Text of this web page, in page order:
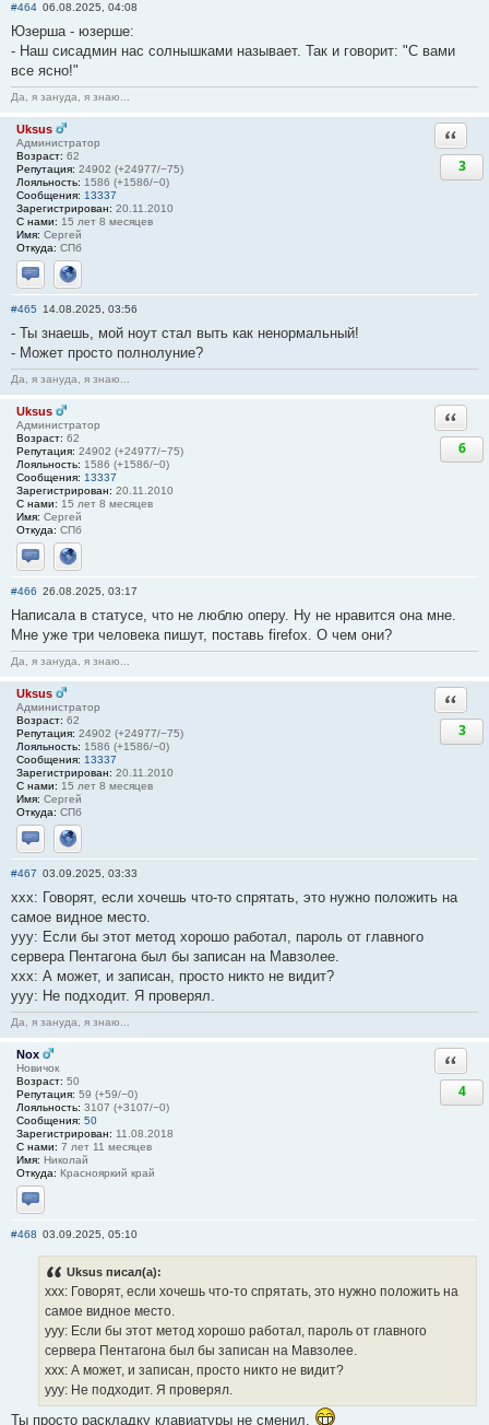
#464 06.08.2025, 04:08
Юзерша - юзерше:
- Наш сисадмин нас солнышками называет. Так и говорит: "С вами
все ясно!"
Да, я зануда, я знаю...
Uksus
Администратор
Возраст: 62
Репутация: 24902 (+24977/−75)
Лояльность: 1586 (+1586/−0)
Сообщения: 13337
Зарегистрирован: 20.11.2010
С нами: 15 лет 8 месяцев
Имя: Сергей
Откуда: СПб
Отправить личное сообщение
Сайт
3
#465 14.08.2025, 03:56
- Ты знаешь, мой ноут стал выть как ненормальный!
- Может просто полнолуние?
Да, я зануда, я знаю...
Uksus
Администратор
Возраст: 62
Репутация: 24902 (+24977/−75)
Лояльность: 1586 (+1586/−0)
Сообщения: 13337
Зарегистрирован: 20.11.2010
С нами: 15 лет 8 месяцев
Имя: Сергей
Откуда: СПб
Отправить личное сообщение
Сайт
6
#466 26.08.2025, 03:17
Написала в статусе, что не люблю оперу. Ну не нравится она мне.
Мне уже три человека пишут, поставь firefox. О чем они?
Да, я зануда, я знаю...
Uksus
Администратор
Возраст: 62
Репутация: 24902 (+24977/−75)
Лояльность: 1586 (+1586/−0)
Сообщения: 13337
Зарегистрирован: 20.11.2010
С нами: 15 лет 8 месяцев
Имя: Сергей
Откуда: СПб
Отправить личное сообщение
Сайт
3
#467 03.09.2025, 03:33
xxx: Говорят, если хочешь что-то спрятать, это нужно положить на
самое видное место.
yyy: Если бы этот метод хорошо работал, пароль от главного
сервера Пентагона был бы записан на Мавзолее.
xxx: А может, и записан, просто никто не видит?
yyy: Не подходит. Я проверял.
Да, я зануда, я знаю...
Nox
Новичок
Возраст: 50
Репутация: 59 (+59/−0)
Лояльность: 3107 (+3107/−0)
Сообщения: 50
Зарегистрирован: 11.08.2018
С нами: 7 лет 11 месяцев
Имя: Николай
Откуда: Краснояркий край
Отправить личное сообщение
4
#468 03.09.2025, 05:10
Uksus писал(а):
xxx: Говорят, если хочешь что-то спрятать, это нужно положить на
самое видное место.
yyy: Если бы этот метод хорошо работал, пароль от главного
сервера Пентагона был бы записан на Мавзолее.
xxx: А может, и записан, просто никто не видит?
yyy: Не подходит. Я проверял.
Ты просто раскладку клавиатуры не сменил.